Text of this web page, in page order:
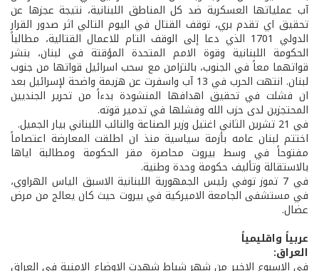
آب عملياتها العسكرية ضد كل المناطق اللبنانية، نتيجة عجزها عن
تحقيق اي تقدم بري، توقف القتال في اليوم التالي اثر صدور القرار
الدولي 1701 الذي دعا إلى الوقف التام للاعمال القتالية، مطالباً
الحكومة اللبنانية وقوة الامم المتحدة المؤقتة في لبنان، بنشر
قواتهما معاً في الجنوب، بالتزامن مع سحب اسرائيل قواتها من جنوب
لبنان. انتهت الحرب في 13 آب واسفرت عن هزيمة واضحة لإسرائيل بعد
ان فشلت في تحقيق اهدافها المنشودة بدءاً من تحرير الجنديين
المحتجزين لدى حزب الله وفشلها في تدمير قوته.
في 21 تشرين الثاني اغتيل وزير الصناعة والنائب اللبناني بيار الجميل.
اختتم لبنان عامه بأزمة سياسية منذ ان اطلقت المعارضة اعتصاماً
مفتوحاً في وسط بيروت محاصرة مقر الحكومة ومطالبة اياها
بالاستقالة وتأليف حكومة وحدة وطنية.
في 7 تموز توفي رئيس الجمهورية اللبنانية الاسبق الياس الهراوي،
في مستشفى الجامعة الاميركية في بيروت حيث كان يعالج من مرض
عضال.
عربياً واقليمياً
العراق:
في الاسبوع الاخير من شهر شباط شهدت الاوضاع الامنية في العراق